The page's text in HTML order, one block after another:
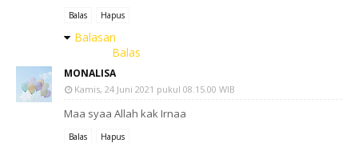
Balas Hapus
Balasan
Balas
MONALISA
Kamis, 24 Juni 2021 pukul 08.15.00 WIB
Maa syaa Allah kak Irnaa
Balas Hapus